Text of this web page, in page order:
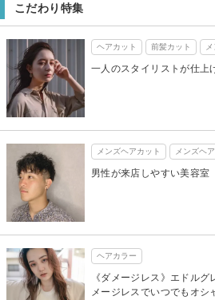
こだわり特集
ヘアカット 前髪カット
一人のスタイリストが仕上
メンズヘアカット メンズヘ
男性が来店しやすい美容室
ヘアカラー
《ダメージレス》エドル
メージレスでいつでもオシ